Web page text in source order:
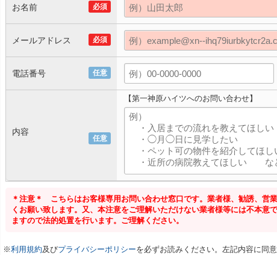
必須
お名前
必須
メールアドレス
任意
電話番号
任意
内容
【第一神原ハイツへのお問い合わせ】
＊注意＊ こちらはお客様専用お問い合わせ窓口です。業者様、勧誘、営
くお願い致します。又、本注意をご理解いただけない業者様等には不本意
ますので法的処置を行います。ご理解ください。
※利用規約及びプライバシーポリシーを必ずお読みください。左記内容に同